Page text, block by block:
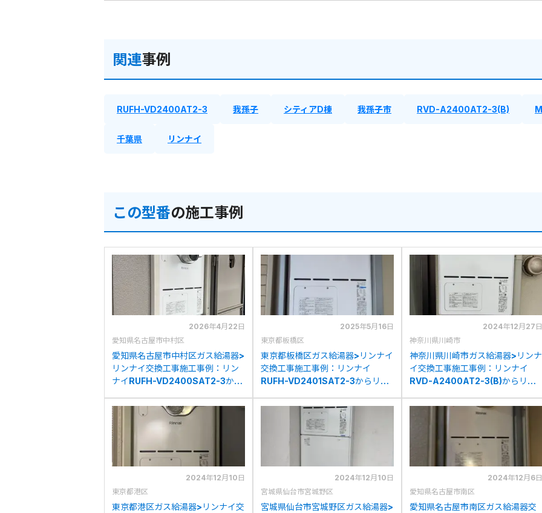
関連事例
RUFH-VD2400AT2-3 我孫子 シティアD棟 我孫子市 RVD-A2400AT2-3(B)
千葉県 リンナイ
この型番の施工事例
2026年4月22日
愛知県名古屋市中村区
愛知県名古屋市中村区ガス給湯器>
リンナイ交換工事施工事例：リン
ナイRUFH-VD2400SAT2-3から
への交換
2025年5月16日
東京都板橋区
東京都板橋区ガス給湯器>リンナイ
交換工事施工事例：リンナイ
RUFH-VD2401SAT2-3からリン
交換
2024年12月27日
神奈川県川崎市
神奈川県川崎市ガス給湯器>リンナ
イ交換工事施工事例：リンナイ
RVD-A2400AT2-3(B)からリン
換
2024年12月10日
東京都港区
東京都港区ガス給湯器>リンナイ交
2024年12月10日
宮城県仙台市宮城野区
宮城県仙台市宮城野区ガス給湯器>
2024年12月6日
愛知県名古屋市南区
愛知県名古屋市南区ガス給湯器交